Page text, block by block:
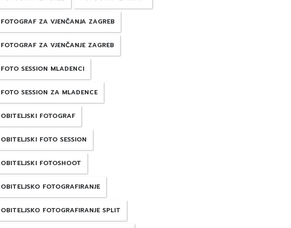
FOTOGRAF ZA VJENČANJA ZAGREB
FOTOGRAF ZA VJENČANJE ZAGREB
FOTO SESSION MLADENCI
FOTO SESSION ZA MLADENCE
OBITELJSKI FOTOGRAF
OBITELJSKI FOTO SESSION
OBITELJSKI FOTOSHOOT
OBITELJSKO FOTOGRAFIRANJE
OBITELJSKO FOTOGRAFIRANJE SPLIT